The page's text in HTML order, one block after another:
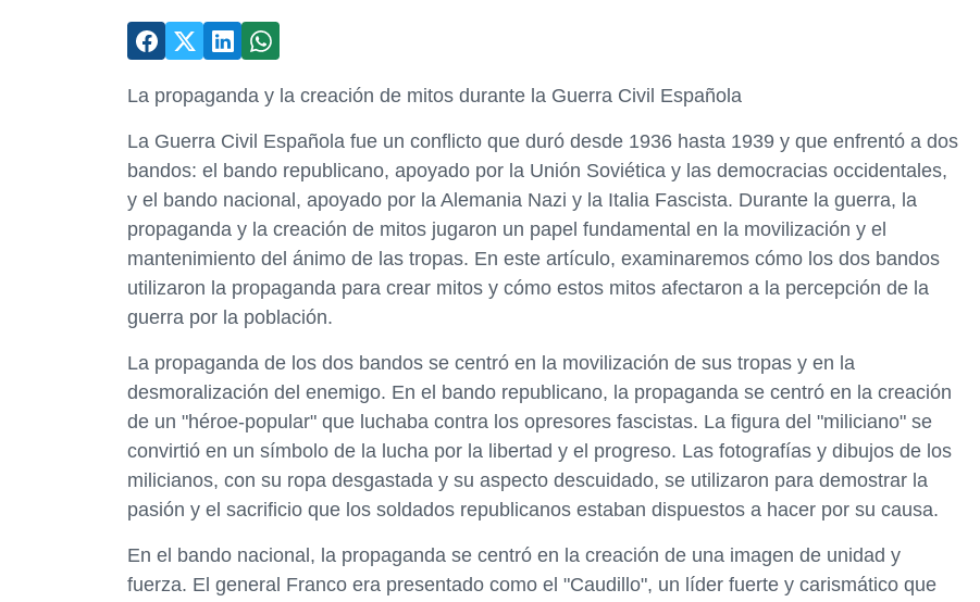
La propaganda y la creación de mitos durante la Guerra Civil Española
La Guerra Civil Española fue un conflicto que duró desde 1936 hasta 1939 y que enfrentó a dos
bandos: el bando republicano, apoyado por la Unión Soviética y las democracias occidentales,
y el bando nacional, apoyado por la Alemania Nazi y la Italia Fascista. Durante la guerra, la
propaganda y la creación de mitos jugaron un papel fundamental en la movilización y el
mantenimiento del ánimo de las tropas. En este artículo, examinaremos cómo los dos bandos
utilizaron la propaganda para crear mitos y cómo estos mitos afectaron a la percepción de la
guerra por la población.
La propaganda de los dos bandos se centró en la movilización de sus tropas y en la
desmoralización del enemigo. En el bando republicano, la propaganda se centró en la creación
de un "héroe-popular" que luchaba contra los opresores fascistas. La figura del "miliciano" se
convirtió en un símbolo de la lucha por la libertad y el progreso. Las fotografías y dibujos de los
milicianos, con su ropa desgastada y su aspecto descuidado, se utilizaron para demostrar la
pasión y el sacrificio que los soldados republicanos estaban dispuestos a hacer por su causa.
En el bando nacional, la propaganda se centró en la creación de una imagen de unidad y
fuerza. El general Franco era presentado como el "Caudillo", un líder fuerte y carismático que